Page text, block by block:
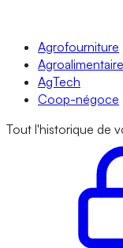
Agrofourniture
Agroalimentaire
AgTech
Coop-négoce
Tout l'historique de